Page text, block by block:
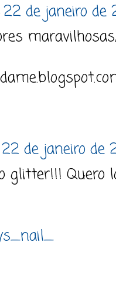
22 de janeiro de
22 de janeiro de
glitter!!! Quero